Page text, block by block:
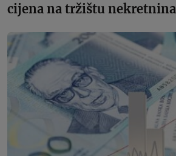
cijena na tržištu nekretnina